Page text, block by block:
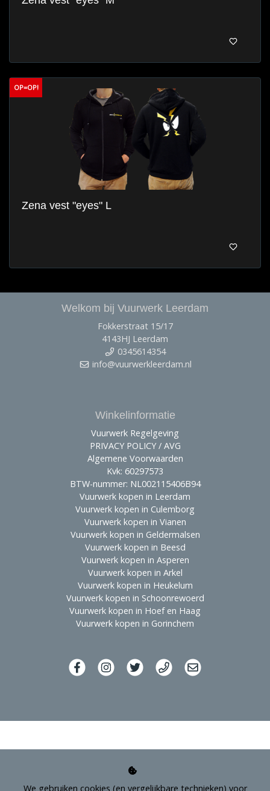
OP=OP!
Zena vest "eyes" L
We gebruiken cookies (en vergelijkbare technieken) voor
Welkom bij Vuurwerk Leerdam
Fokkerstraat 15/17
4143HJ Leerdam
0345614354
info@vuurwerkleerdam.nl
Winkelinformatie
Vuurwerk Regelgeving
PRIVACY POLICY / AVG
Algemene Voorwaarden
Kvk: 60297573
BTW-nummer: NL002115406B94
Vuurwerk kopen in Leerdam
Vuurwerk kopen in Culemborg
Vuurwerk kopen in Vianen
Vuurwerk kopen in Geldermalsen
Vuurwerk kopen in Beesd
Vuurwerk kopen in Asperen
Vuurwerk kopen in Arkel
Vuurwerk kopen in Heukelum
Vuurwerk kopen in Schoonrewoerd
Vuurwerk kopen in Hoef en Haag
Vuurwerk kopen in Gorinchem